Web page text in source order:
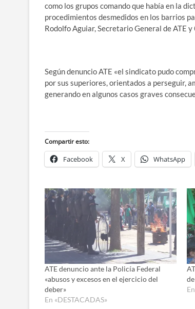
como los grupos comando que había en la
procedimientos desmedidos en los barrios
Rodolfo Aguiar, Secretario General de ATE
Según denuncio ATE «el sindicato pudo
por sus superiores, orientados a perseguir,
generando en algunos casos graves
Compartir esto:
Facebook X WhatsApp
ATE denuncio ante la Policía Federal
«abusos y excesos en el ejercicio del
deber»
En «DESTACADAS»